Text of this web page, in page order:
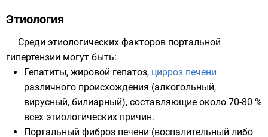
Этиология
Среди этиологических факторов портальной
гипертензии могут быть:
Гепатиты, жировой гепатоз, цирроз печени
различного происхождения (алкогольный,
вирусный, билиарный), составляющие около 70-80 %
всех этиологических причин.
Портальный фиброз печени (воспалительный либо